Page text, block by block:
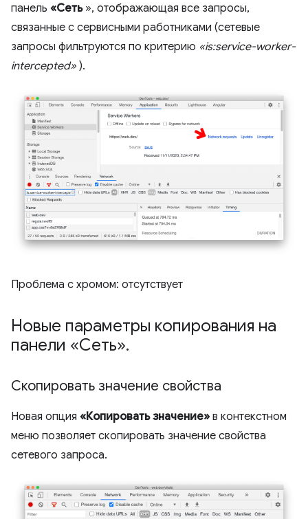
панель «Сеть», отображающая все запросы,
связанные с сервисными работниками (сетевые
запросы фильтруются по критерию «is:service-worker-
intercepted» ).
Проблема с хромом: отсутствует
Новые параметры копирования на
панели «Сеть».
Скопировать значение свойства
Новая опция «Копировать значение» в контекстном
меню позволяет скопировать значение свойства
сетевого запроса.